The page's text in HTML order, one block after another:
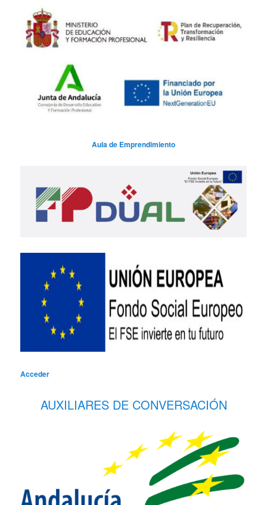
Aula de Emprendimiento
Acceder
AUXILIARES DE CONVERSACIÓN